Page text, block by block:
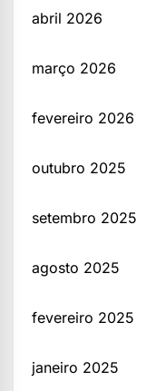
abril 2026
março 2026
fevereiro 2026
outubro 2025
setembro 2025
agosto 2025
fevereiro 2025
janeiro 2025